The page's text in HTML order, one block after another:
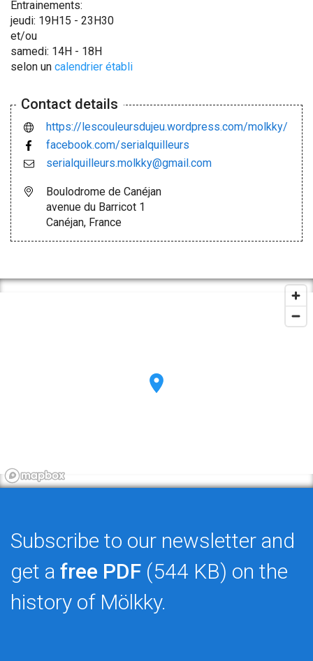
Entrainements:
jeudi: 19H15 - 23H30
et/ou
samedi: 14H - 18H
selon un calendrier établi
Contact details
https://lescouleursdujeu.wordpress.com/molkky/
facebook.com/serialquilleurs
serialquilleurs.molkky@gmail.com
Boulodrome de Canéjan
avenue du Barricot 1
Canéjan, France
Subscribe to our newsletter and
get a free PDF (544 KB) on the
history of Mölkky.